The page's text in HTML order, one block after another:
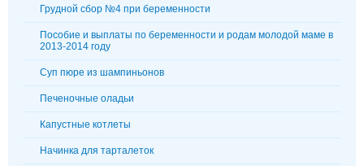
Грудной сбор №4 при беременности
Пособие и выплаты по беременности и родам молодой маме в
2013-2014 году
Суп пюре из шампиньонов
Печеночные оладьи
Капустные котлеты
Начинка для тарталеток